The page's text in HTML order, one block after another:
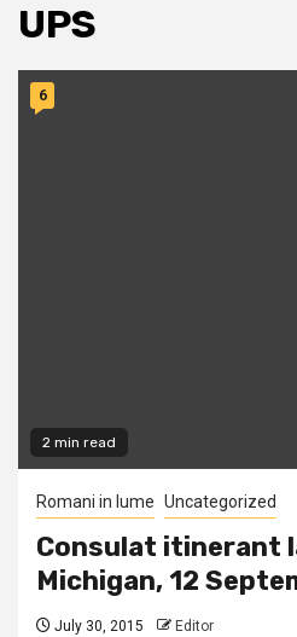
UPS
2 min read
6
Romani in lume Uncategorized
Consulat itinerant
Michigan, 12
July 30, 2015 Editor